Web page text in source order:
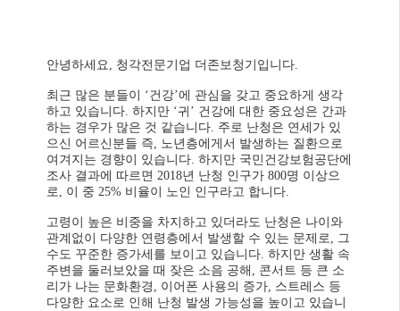
안녕하세요, 청각전문기업 더존보청기입니다.
최근 많은 분들이 ‘건강’에 관심을 갖고 중요하게 생각
하고 있습니다. 하지만 ‘귀’ 건강에 대한 중요성은 간과
하는 경우가 많은 것 같습니다. 주로 난청은 연세가 있
으신 어르신분들 즉, 노년층에게서 발생하는 질환으로
여겨지는 경향이 있습니다. 하지만 국민건강보험공단에
조사 결과에 따르면 2018년 난청 인구가 800명 이상으
로, 이 중 25% 비율이 노인 인구라고 합니다.
고령이 높은 비중을 차지하고 있더라도 난청은 나이와
관계없이 다양한 연령층에서 발생할 수 있는 문제로, 그
수도 꾸준한 증가세를 보이고 있습니다. 하지만 생활 속
주변을 둘러보았을 때 잦은 소음 공해, 콘서트 등 큰 소
리가 나는 문화환경, 이어폰 사용의 증가, 스트레스 등
다양한 요소로 인해 난청 발생 가능성을 높이고 있습니